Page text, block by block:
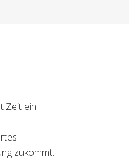
Zeit ein
zukommt.